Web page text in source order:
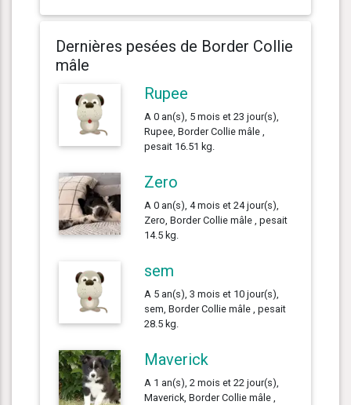
Dernières pesées de Border Collie
mâle
Rupee
A 0 an(s), 5 mois et 23 jour(s),
Rupee, Border Collie mâle ,
pesait 16.51 kg.
Zero
A 0 an(s), 4 mois et 24 jour(s),
Zero, Border Collie mâle , pesait
14.5 kg.
sem
A 5 an(s), 3 mois et 10 jour(s),
sem, Border Collie mâle , pesait
28.5 kg.
Maverick
A 1 an(s), 2 mois et 22 jour(s),
Maverick, Border Collie mâle ,